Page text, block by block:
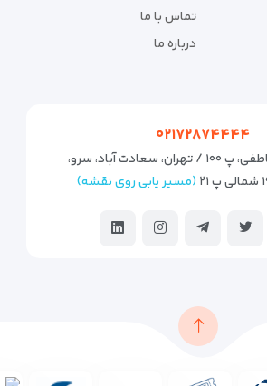
تماس با ما
درباره ما
۰۲۱۷۲۸۷۴۴۴۴
تهران، ولی عصر، عاطفی، پ ۱۰۰ / تهران، سعادت آباد، سرو،
(مسیر یابی روی نقشه)